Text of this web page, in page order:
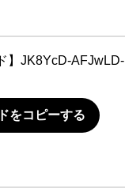
】 JK8YcD-AFJwLD-
をコピーする